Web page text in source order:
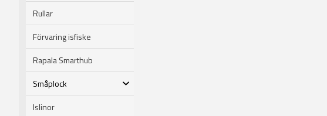
Rullar
Förvaring isfiske
Rapala Smarthub
Småplock
Islinor